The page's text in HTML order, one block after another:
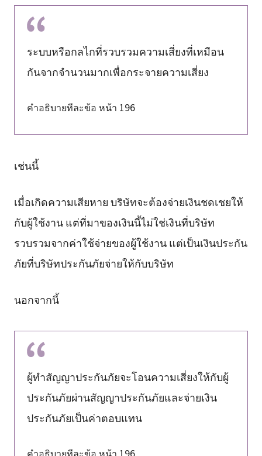
ระบบหรือกลไกที่รวบรวมความเสี่ยงที่เหมือน
กันจากจำนวนมากเพื่อกระจายความเสี่ยง
คำอธิบายทีละข้อ หน้า 196
เช่นนี้
เมื่อเกิดความเสียหาย บริษัทจะต้องจ่ายเงินชดเชยให้
กับผู้ใช้งาน แต่ที่มาของเงินนี้ไม่ใช่เงินที่บริษัท
รวบรวมจากค่าใช้จ่ายของผู้ใช้งาน แต่เป็นเงินประกัน
ภัยที่บริษัทประกันภัยจ่ายให้กับบริษัท
นอกจากนี้
ผู้ทำสัญญาประกันภัยจะโอนความเสี่ยงให้กับผู้
ประกันภัยผ่านสัญญาประกันภัยและจ่ายเงิน
ประกันภัยเป็นค่าตอบแทน
คำอธิบายทีละข้อ หน้า 196